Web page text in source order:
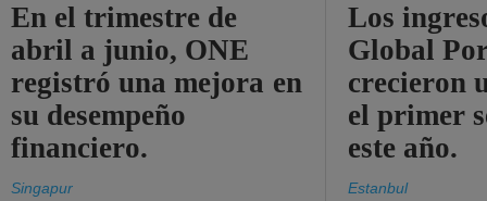
En el trimestre de
abril a junio, ONE
registró una mejora en
su desempeño
financiero.
Singapur
Los
Global
crecieron
el primer
este año.
Estanbul